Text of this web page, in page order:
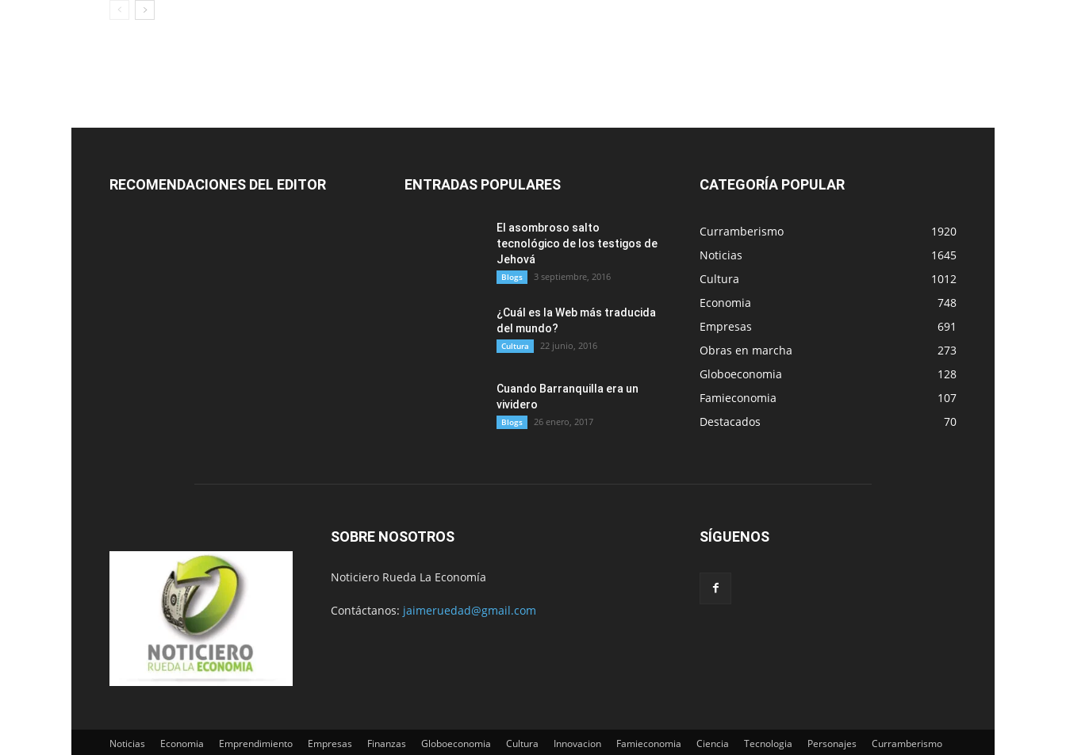
RECOMENDACIONES DEL EDITOR ENTRADAS POPULARES
El asombroso salto
tecnológico de los testigos de
Jehová
Blogs 3 septiembre, 2016
¿Cuál es la Web más traducida
del mundo?
Cultura 22 junio, 2016
Cuando Barranquilla era un
vividero
Blogs 26 enero, 2017
CATEGORÍA POPULAR
Curramberismo
1920
Noticias
1645
Cultura
1012
Economia
748
Empresas
691
Obras en marcha
273
Globoeconomia
128
Famieconomia
107
Destacados
70
SOBRE NOSOTROS
Noticiero Rueda La Economía
Contáctanos: jaimeruedad@gmail.com
SÍGUENOS
Noticias Economia Emprendimiento Empresas Finanzas Globoeconomia Cultura Innovacion Famieconomia Ciencia Tecnologia Personajes
Curramberismo